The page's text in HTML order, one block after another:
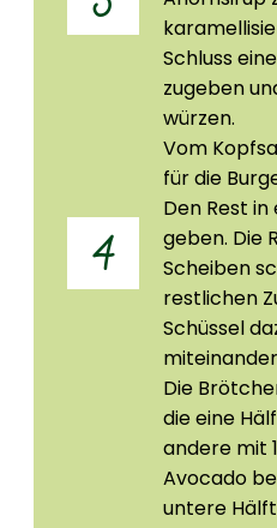
Schluss
zugeben
würzen.
4
Vom
für die
Den Rest
geben. Die
Scheiben
restlichen
Schüssel
Die
die eine
andere mit
Avocado
untere